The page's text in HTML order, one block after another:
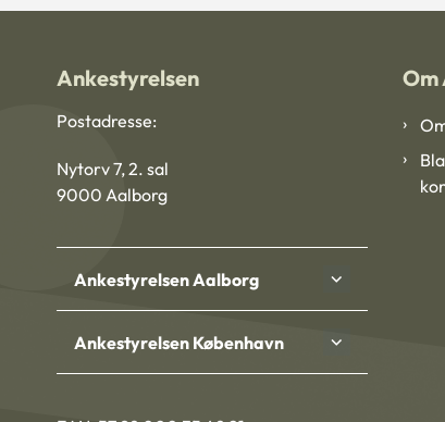
Ankestyrelsen
Postadresse:
Nytorv 7, 2. sal
9000 Aalborg
Ankestyrelsen Aalborg
Ankestyrelsen København
Om